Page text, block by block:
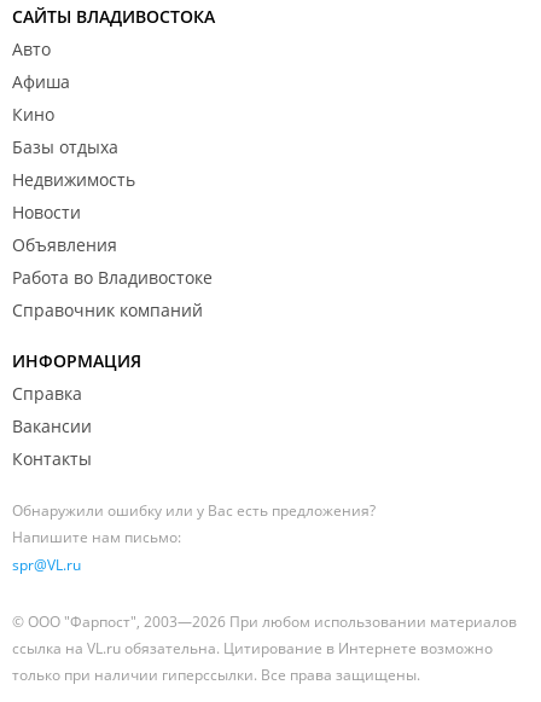
САЙТЫ ВЛАДИВОСТОКА
Авто
Афиша
Кино
Базы отдыха
Недвижимость
Новости
Объявления
Работа во Владивостоке
Справочник компаний
ИНФОРМАЦИЯ
Справка
Вакансии
Контакты
Обнаружили ошибку или у Вас есть предложения?
Напишите нам письмо:
spr@VL.ru
© ООО "Фарпост", 2003—2026 При любом использовании материалов
ссылка на VL.ru обязательна. Цитирование в Интернете возможно
только при наличии гиперссылки. Все права защищены.